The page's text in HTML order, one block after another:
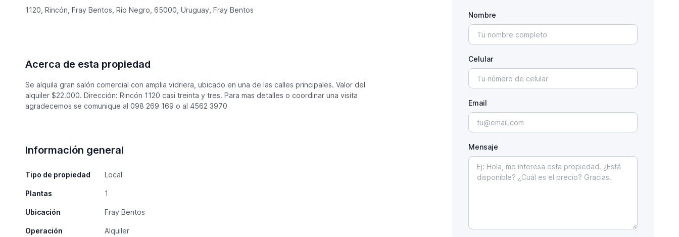
1120, Rincón, Fray Bentos, Río Negro, 65000, Uruguay, Fray Bentos
Acerca de esta propiedad
Se alquila gran salón comercial con amplia vidriera, ubicado en una de las calles principales. Valor del
alquiler $22.000. Dirección: Rincón 1120 casi treinta y tres. Para mas detalles o coordinar una visita
agradecemos se comunique al 098 269 169 o al 4562 3970
Información general
Tipo de propiedad Local
Plantas 1
Ubicación Fray Bentos
Operación Alquiler
Nombre
Celular
Email
Mensaje